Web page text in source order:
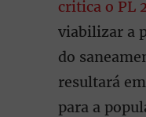
critica o PL
viabilizar a
do
resultará
para a